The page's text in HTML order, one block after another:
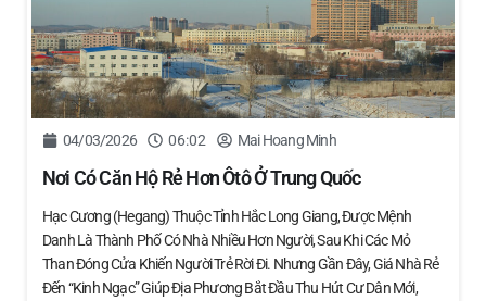
04/03/2026 06:02 Mai Hoang Minh
Nơi Có Căn Hộ Rẻ Hơn Ôtô Ở Trung Quốc
Hạc Cương (Hegang) Thuộc Tỉnh Hắc Long Giang, Được Mệnh
Danh Là Thành Phố Có Nhà Nhiều Hơn Người, Sau Khi Các Mỏ
Than Đóng Cửa Khiến Người Trẻ Rời Đi. Nhưng Gần Đây, Giá Nhà Rẻ
Đến “kinh Ngạc” Giúp Địa Phương Bắt Đầu Thu Hút Cư Dân Mới,